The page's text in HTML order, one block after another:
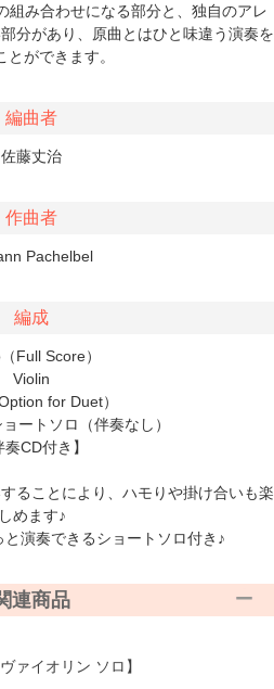
組み合わせになる部分と、独自のアレ
分があり、原曲とはひと味違う演奏を
とができます。
編曲者
佐藤丈治
作曲者
Pachelbel
編成
Full Score）
Violin
for Duet）
ートソロ（伴奏なし）
奏CD付き】
ることにより、ハモりや掛け合いも楽
しめます♪
演奏できるショートソロ付き♪
連商品
ァイオリン ソロ】